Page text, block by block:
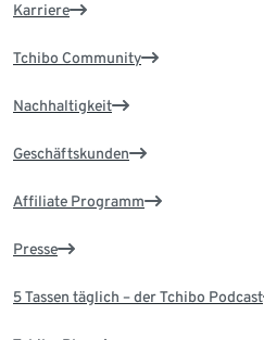
Karriere
Tchibo Community
Nachhaltigkeit
Geschäftskunden
Affiliate Programm
Presse
5 Tassen täglich – der Tchibo Podcast